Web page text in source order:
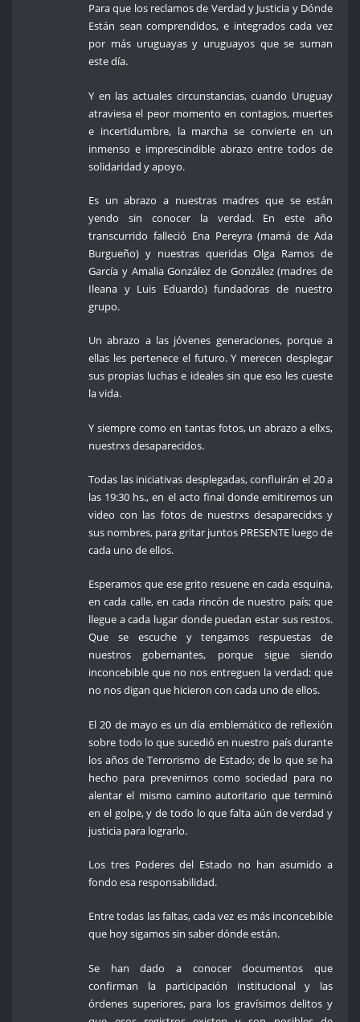
Para que los reclamos de Verdad y Justicia y Dónde
Están sean comprendidos, e integrados cada vez
por más uruguayas y uruguayos que se suman
este día.
Y en las actuales circunstancias, cuando Uruguay
atraviesa el peor momento en contagios, muertes
e incertidumbre, la marcha se convierte en un
inmenso e imprescindible abrazo entre todos de
solidaridad y apoyo.
Es un abrazo a nuestras madres que se están
yendo sin conocer la verdad. En este año
transcurrido falleció Ena Pereyra (mamá de Ada
Burgueño) y nuestras queridas Olga Ramos de
García y Amalia González de González (madres de
Ileana y Luis Eduardo) fundadoras de nuestro
grupo.
Un abrazo a las jóvenes generaciones, porque a
ellas les pertenece el futuro. Y merecen desplegar
sus propias luchas e ideales sin que eso les cueste
la vida.
Y siempre como en tantas fotos, un abrazo a ellxs,
nuestrxs desaparecidos.
Todas las iniciativas desplegadas, confluirán el 20 a
las 19:30 hs., en el acto final donde emitiremos un
video con las fotos de nuestrxs desaparecidxs y
sus nombres, para gritar juntos PRESENTE luego de
cada uno de ellos.
Esperamos que ese grito resuene en cada esquina,
en cada calle, en cada rincón de nuestro país; que
llegue a cada lugar donde puedan estar sus restos.
Que se escuche y tengamos respuestas de
nuestros gobernantes, porque sigue siendo
inconcebible que no nos entreguen la verdad; que
no nos digan que hicieron con cada uno de ellos.
El 20 de mayo es un día emblemático de reflexión
sobre todo lo que sucedió en nuestro país durante
los años de Terrorismo de Estado; de lo que se ha
hecho para prevenirnos como sociedad para no
alentar el mismo camino autoritario que terminó
en el golpe, y de todo lo que falta aún de verdad y
justicia para lograrlo.
Los tres Poderes del Estado no han asumido a
fondo esa responsabilidad.
Entre todas las faltas, cada vez es más inconcebible
que hoy sigamos sin saber dónde están.
Se han dado a conocer documentos que
confirman la participación institucional y las
órdenes superiores, para los gravísimos delitos y